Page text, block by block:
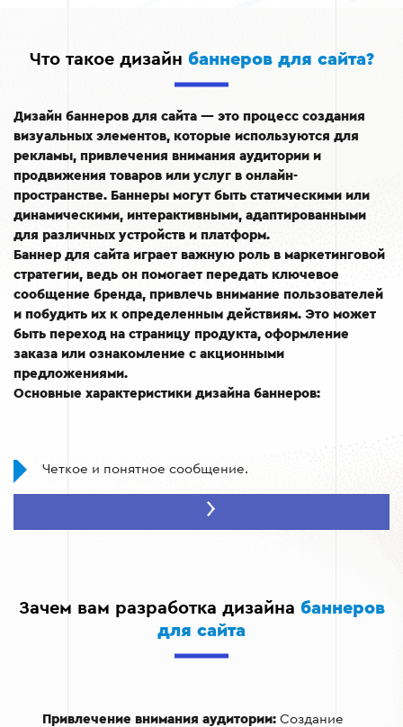
Что такое дизайн баннеров для сайта?
Дизайн баннеров для сайта — это процесс создания
визуальных элементов, которые используются для
рекламы, привлечения внимания аудитории и
продвижения товаров или услуг в онлайн-
пространстве. Баннеры могут быть статическими или
динамическими, интерактивными, адаптированными
для различных устройств и платформ.
Баннер для сайта играет важную роль в маркетинговой
стратегии, ведь он помогает передать ключевое
сообщение бренда, привлечь внимание пользователей
и побудить их к определенным действиям. Это может
быть переход на страницу продукта, оформление
заказа или ознакомление с акционными
предложениями.
Основные характеристики дизайна баннеров:
Четкое и понятное сообщение.
Использование ярких цветов и визуальных
Адаптивность к различным размерам экранов.
Зачем вам разработка дизайна баннеров
для сайта
Привлечение внимания аудитории: Создание